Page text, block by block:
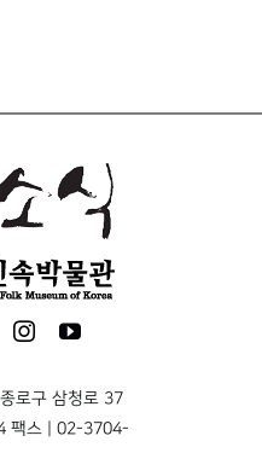
로구 삼청로 37
팩스 | 02-3704-